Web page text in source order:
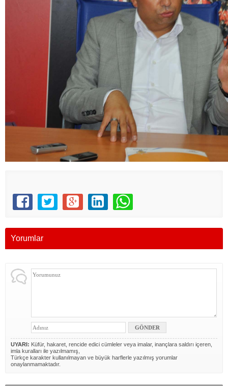
Yorumlar
UYARI: Küfür, hakaret, rencide edici cümleler veya imalar, inançlara saldırı içeren,
imla kuralları ile yazılmamış,
Türkçe karakter kullanılmayan ve büyük harflerle yazılmış yorumlar
onaylanmamaktadır.